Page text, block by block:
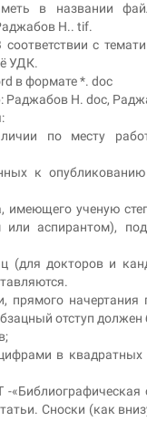
в названии
Н.. tif.
соответствии с
УДК.
в формате *. doc
Н. doc,
по месту
к
ученую
или аспирантом),
докторов и
начертания
отступ должен
в
Сноски (как